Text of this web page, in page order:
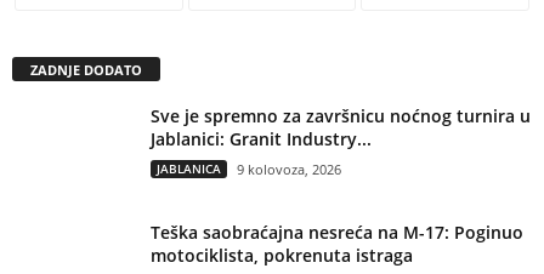
ZADNJE DODATO
Sve je spremno za završnicu noćnog turnira u
Jablanici: Granit Industry...
JABLANICA 9 kolovoza, 2026
Teška saobraćajna nesreća na M-17: Poginuo
motociklista, pokrenuta istraga